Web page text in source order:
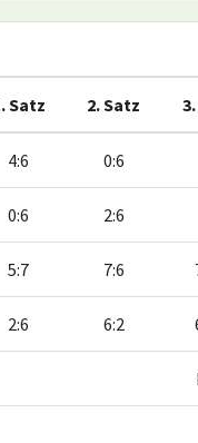
Satz 2. Satz
4:6 0:6
0:6 2:6
5:7 7:6
2:6 6:2